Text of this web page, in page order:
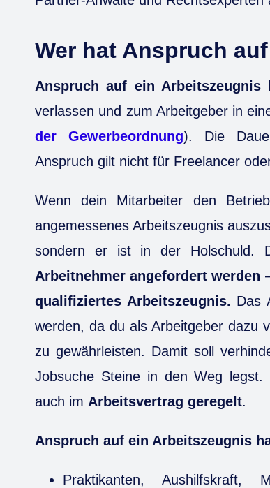
Wer hat Anspruch
Anspruch auf ein Arbeitszeugnis
verlassen und zum Arbeitgeber in
der Gewerbeordnung). Die
Anspruch gilt nicht für Freelancer
Wenn dein Mitarbeiter den
angemessenes Arbeitszeugnis
sondern er ist in der Holschuld.
Arbeitnehmer angefordert werden
qualifiziertes Arbeitszeugnis. Das
werden, da du als Arbeitgeber dazu
zu gewährleisten. Damit soll
Jobsuche Steine in den Weg
auch im Arbeitsvertrag geregelt.
Anspruch auf ein Arbeitszeugnis
Praktikanten, Aushilfskraft,